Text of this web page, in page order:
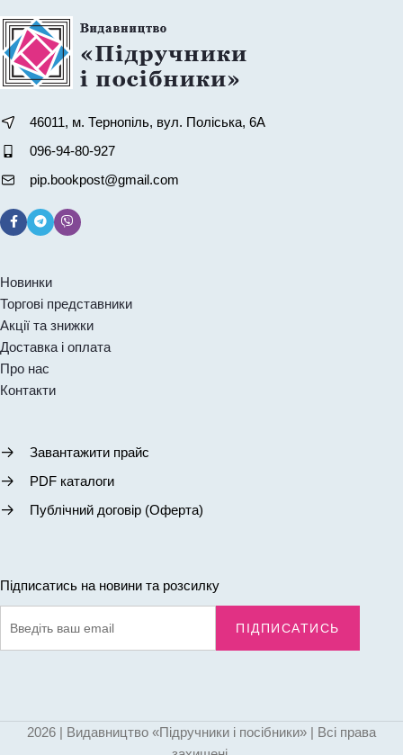
46011, м. Тернопіль, вул. Поліська, 6А
096-94-80-927
pip.bookpost@gmail.com
Новинки
Торгові представники
Акції та знижки
Доставка і оплата
Про нас
Контакти
Завантажити прайс
PDF каталоги
Публічний договір (Оферта)
Підписатись на новини та розсилку
ПІДПИСАТИСЬ
2026 | Видавництво «Підручники і посібники» | Всі права